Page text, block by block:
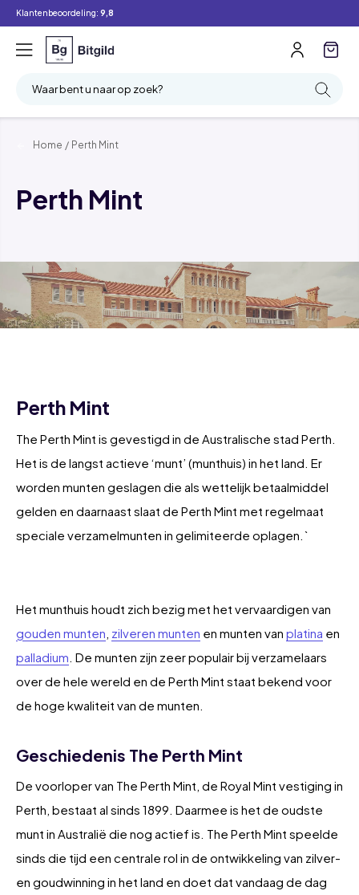
Klantenbeoordeling: 9,8
Waar bent u naar op zoek?
Home / Perth Mint
Perth Mint
Perth Mint
The Perth Mint is gevestigd in de Australische stad Perth.
Het is de langst actieve ‘munt’ (munthuis) in het land. Er
worden munten geslagen die als wettelijk betaalmiddel
gelden en daarnaast slaat de Perth Mint met regelmaat
speciale verzamelmunten in gelimiteerde oplagen.`
Het munthuis houdt zich bezig met het vervaardigen van
gouden munten zilveren munten en munten van platina en
palladium . De munten zijn zeer populair bij verzamelaars
over de hele wereld en de Perth Mint staat bekend voor
de hoge kwaliteit van de munten.
Geschiedenis The Perth Mint
De voorloper van The Perth Mint, de Royal Mint vestiging in
Perth, bestaat al sinds 1899. Daarmee is het de oudste
munt in Australië die nog actief is. The Perth Mint speelde
sinds die tijd een centrale rol in de ontwikkeling van zilver-
en goudwinning in het land en doet dat vandaag de dag